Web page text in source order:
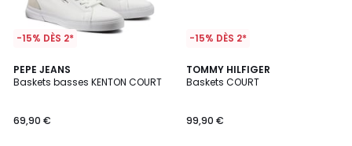
-15% DÈS 2*
PEPE JEANS
Baskets basses KENTON COURT
69,90 €
4,2
/ 5
2
Couleurs
-15% DÈS 2*
TOMMY HILFIGER
Baskets COURT
99,90 €
2
Couleurs